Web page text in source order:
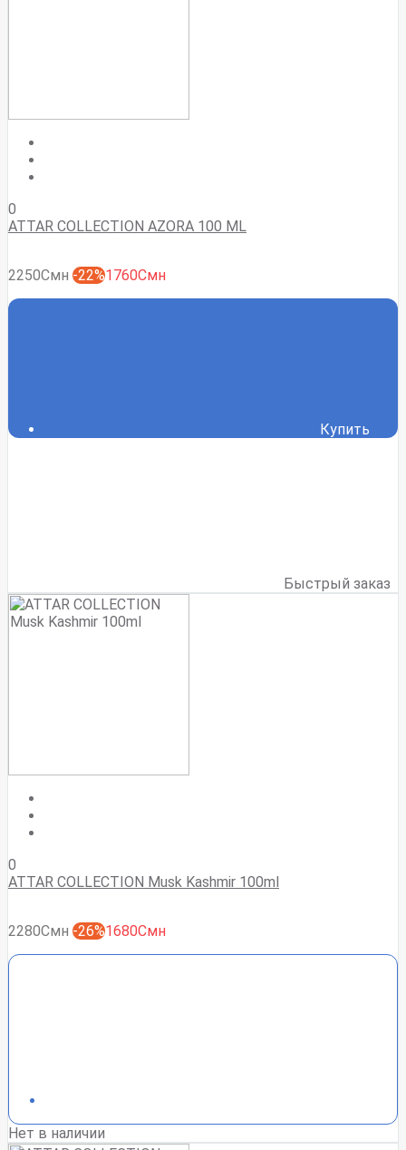
0
ATTAR COLLECTION AZORA 100 ML
2250Смн -22%1760Смн
Купить
Быстрый заказ
0
ATTAR COLLECTION Musk Kashmir 100ml
2280Смн -26%1680Смн
Нет в наличии